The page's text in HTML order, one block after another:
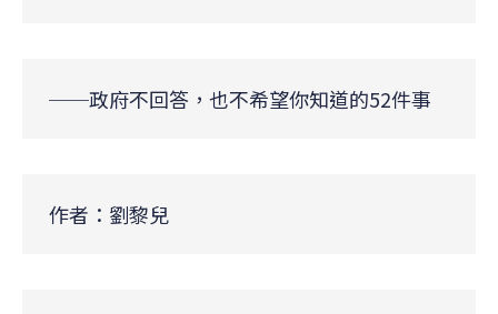
──政府不回答，也不希望你知道的52件事
作者：劉黎兒